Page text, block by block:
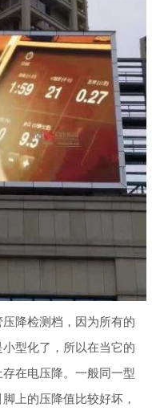
降检测档，因为所有的
型化了，所以在当它的
在电压降。一般同一型
上的压降值比较好坏，